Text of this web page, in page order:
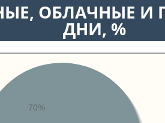
ОБЛАЧНЫЕ И
ДНИ, %
70%